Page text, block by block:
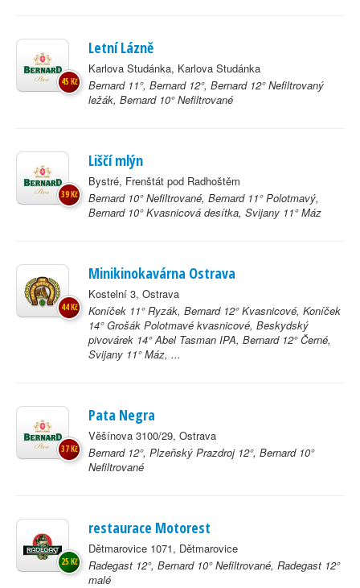
Letní Lázně
Karlova Studánka, Karlova Studánka
Bernard 11°, Bernard 12°, Bernard 12° Nefiltrovaný
ležák, Bernard 10° Nefiltrované
45 Kč
Liščí mlýn
Bystré, Frenštát pod Radhoštěm
Bernard 10° Nefiltrované, Bernard 11° Polotmavý,
Bernard 10° Kvasnicová desítka, Svijany 11° Máz
39 Kč
Minikinokavárna Ostrava
Kostelní 3, Ostrava
Koníček 11° Ryzák, Bernard 12° Kvasnicové, Koníček
14° Grošák Polotmavé kvasnicové, Beskydský
pivovárek 14° Abel Tasman IPA, Bernard 12° Černé,
Svijany 11° Máz, ...
44 Kč
Pata Negra
Věšínova 3100/29, Ostrava
Bernard 12°, Plzeňský Prazdroj 12°, Bernard 10°
Nefiltrované
37 Kč
restaurace Motorest
Dětmarovice 1071, Dětmarovice
Radegast 12°, Bernard 10° Nefiltrované, Radegast 12°
malé
25 Kč